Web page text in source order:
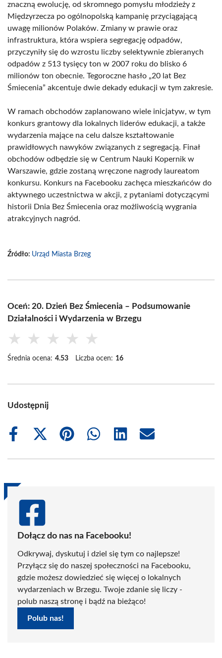
znaczną ewolucję, od skromnego pomysłu młodzieży z
Międzyrzecza po ogólnopolską kampanię przyciągającą
uwagę milionów Polaków. Zmiany w prawie oraz
infrastruktura, która wspiera segregację odpadów,
przyczyniły się do wzrostu liczby selektywnie zbieranych
odpadów z 513 tysięcy ton w 2007 roku do blisko 6
milionów ton obecnie. Tegoroczne hasło „20 lat Bez
Śmiecenia” akcentuje dwie dekady edukacji w tym zakresie.
W ramach obchodów zaplanowano wiele inicjatyw, w tym
konkurs grantowy dla lokalnych liderów edukacji, a także
wydarzenia mające na celu dalsze kształtowanie
prawidłowych nawyków związanych z segregacją. Finał
obchodów odbędzie się w Centrum Nauki Kopernik w
Warszawie, gdzie zostaną wręczone nagrody laureatom
konkursu. Konkurs na Facebooku zachęca mieszkańców do
aktywnego uczestnictwa w akcji, z pytaniami dotyczącymi
historii Dnia Bez Śmiecenia oraz możliwością wygrania
atrakcyjnych nagród.
Źródło: Urząd Miasta Brzeg
Oceń: 20. Dzień Bez Śmiecenia – Podsumowanie
Działalności i Wydarzenia w Brzegu
★ ★ ★ ★ ★
Średnia ocena: 4.53 Liczba ocen: 16
Udostępnij
Share
Share
(Twitter)
Share
Share
Share
Share
Dołącz do nas na Facebooku!
Odkrywaj, dyskutuj i dziel się tym co najlepsze!
Przyłącz się do naszej społeczności na Facebooku,
gdzie możesz dowiedzieć się więcej o lokalnych
wydarzeniach w Brzegu. Twoje zdanie się liczy -
polub naszą stronę i bądź na bieżąco!
Polub nas!